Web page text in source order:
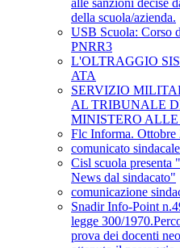
alle sanzioni decise
della scuola/azienda.
USB Scuola: Corso
PNRR3
L'OLTRAGGIO
ATA
SERVIZIO
AL TRIBUNALE
MINISTERO ALLE
Flc Informa. Ottobre
comunicato
Cisl scuola presenta
News dal sindacato"
comunicazione
Snadir Info-Point
legge 300/
prova dei docenti